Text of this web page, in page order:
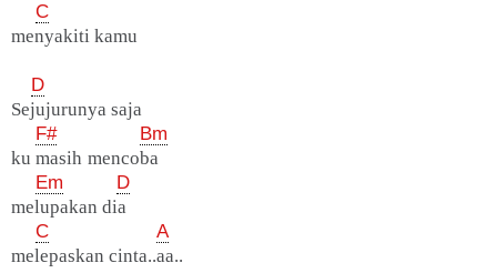
C
menyakiti kamu
D
Sejujurunya saja
F#
Bm
ku masih mencoba
Em
D
melupakan dia
C
A
melepaskan cinta..aa..